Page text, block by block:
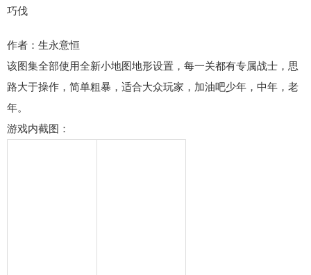
巧伐
作者：生永意恒
该图集全部使用全新小地图地形设置，每一关都有专属战士，思
路大于操作，简单粗暴，适合大众玩家，加油吧少年，中年，老
年。
游戏内截图：